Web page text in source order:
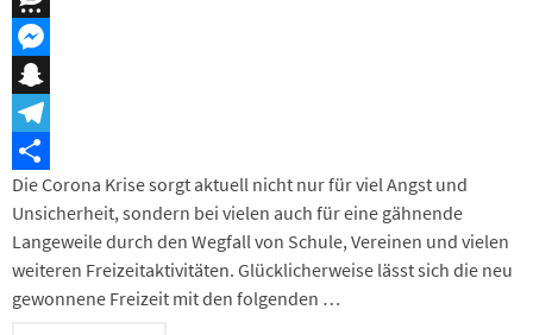
Threema
Messenger
Snapchat
Telegram
Teilen
Die Corona Krise sorgt aktuell nicht nur für viel Angst und
Unsicherheit, sondern bei vielen auch für eine gähnende
Langeweile durch den Wegfall von Schule, Vereinen und vielen
weiteren Freizeitaktivitäten. Glücklicherweise lässt sich die neu
gewonnene Freizeit mit den folgenden …